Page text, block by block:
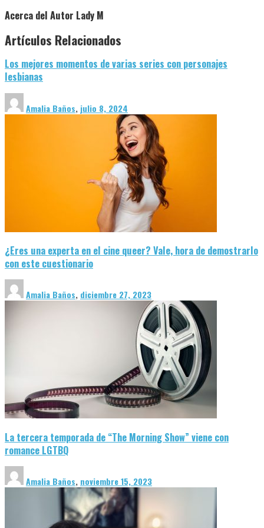
¿Qué son las ‘tradwifes’? El movimiento ultra de Estados
julio 30, 2026
El lenguaje también cambia: palabras que hace 10 años casi
agosto 7, 2026
¿Solo amamanta una? El papel de ambas madres durante la
Amalia Baños,agosto 5, 2026
Acerca del Autor Lady M
Artículos Relacionados
Los mejores momentos de varias series con personajes
lesbianas
Amalia Baños, julio 8, 2024
¿Eres una experta en el cine queer? Vale, hora de demostrarlo
con este cuestionario
Amalia Baños, diciembre 27, 2023
La tercera temporada de “The Morning Show” viene con
romance LGTBQ
Amalia Baños, noviembre 15, 2023